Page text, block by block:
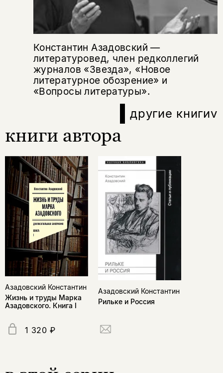
Константин Азадовский —
литературовед, член редколлегий
журналов «Звезда», «Новое
литературное обозрение» и
«Вопросы литературы».
другие книгиv
книги автора
Азадовский Константин
Жизнь и труды Марка
Азадовского. Книга I
1 320 ₽
Азадовский Константин
Рильке и Россия